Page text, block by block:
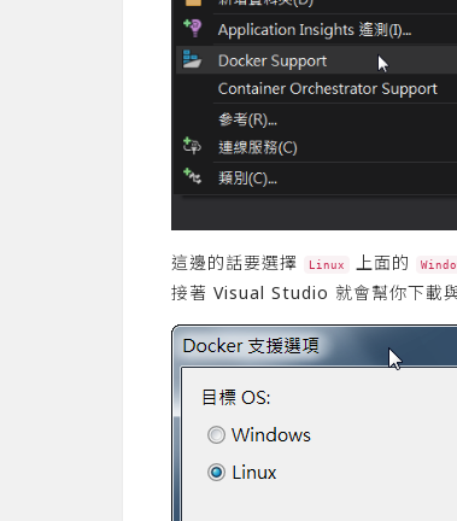
這邊的話要選擇 Linux 上面的
接著 Visual Studio 就會幫你下載